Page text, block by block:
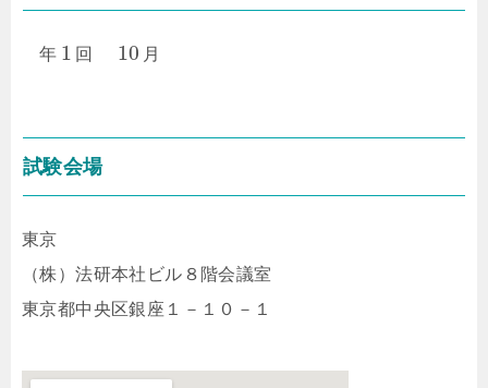
年 1 回 10 月
試験会場
東京
（株）法研本社ビル８階会議室
東京都中央区銀座１－１０－１